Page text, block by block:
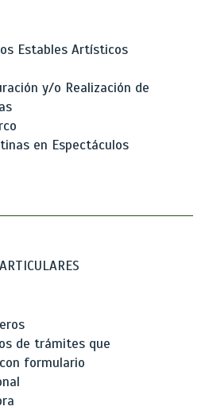
Estables Artísticos
y/o Realización de
en Espectáculos
de trámites que
formulario